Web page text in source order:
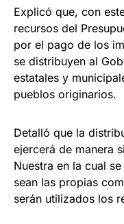
Explicó que, con
recursos del
por el pago de los
se distribuyen al
estatales y
pueblos originarios.
Detalló que la
ejercerá de manera
Nuestra en la cual
sean las propias
serán utilizados los